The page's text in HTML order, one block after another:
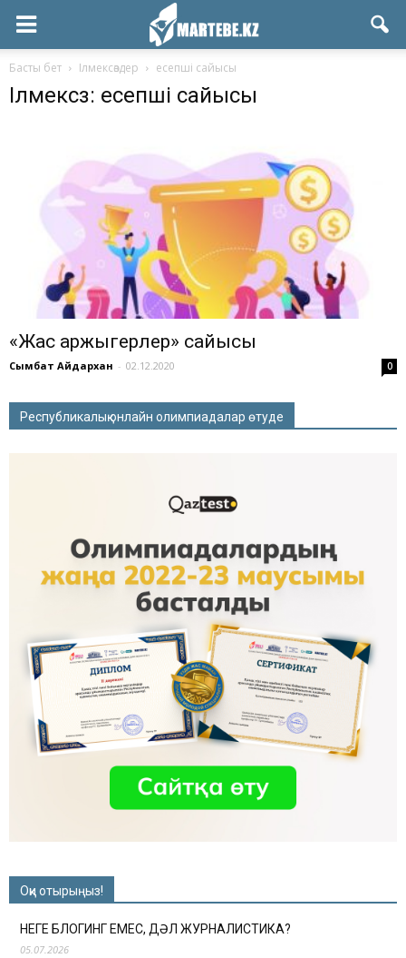
Басты бет Ілмексөздер есепші сайысы
Ілмексөз: есепші сайысы
«Жас қаржыгерлер» сайысы
Сымбат Айдархан - 02.12.2020 0
Республикалық онлайн олимпиадалар өтуде
Оқи отырыңыз!
НЕГЕ БЛОГИНГ ЕМЕС, ДӘЛ ЖУРНАЛИСТИКА?
05.07.2026